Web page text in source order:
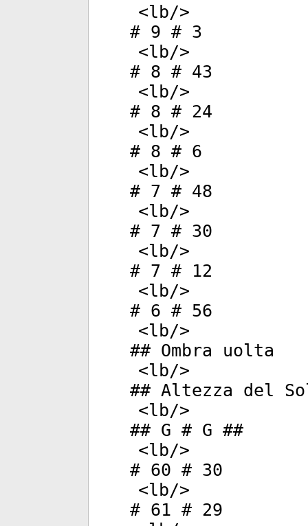
<lb/>
# 9 # 3
<lb/>
# 8 # 43
<lb/>
# 8 # 24
<lb/>
# 8 # 6
<lb/>
# 7 # 48
<lb/>
# 7 # 30
<lb/>
# 7 # 12
<lb/>
# 6 # 56
<lb/>
## Ombra uolta
<lb/>
## Altezza del
<lb/>
## G # G ##
<lb/>
# 60 # 30
<lb/>
# 61 # 29